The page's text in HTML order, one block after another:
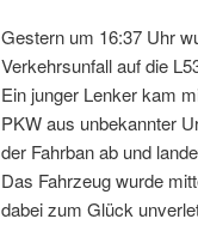
Gestern um 16:37 Uhr
Verkehrsunfall auf die
Ein junger Lenker kam
PKW aus unbekannter
der Fahrban ab und
Das Fahrzeug wurde
dabei zum Glück